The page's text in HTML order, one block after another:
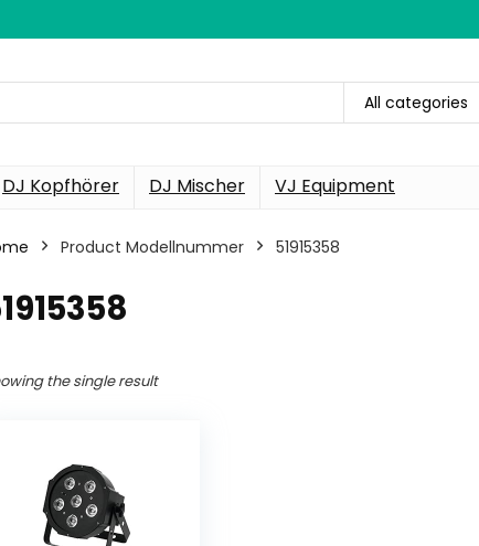
All categories
DJ Kopfhörer DJ Mischer VJ Equipment
Product Modellnummer ‎51915358
the single result